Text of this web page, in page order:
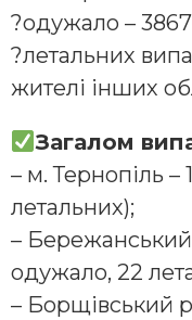
?одужало –
?летальних
жителі інших
Загалом
– м. Тернопіль –
летальних);
– Бережанський
одужало, 22
– Борщівський